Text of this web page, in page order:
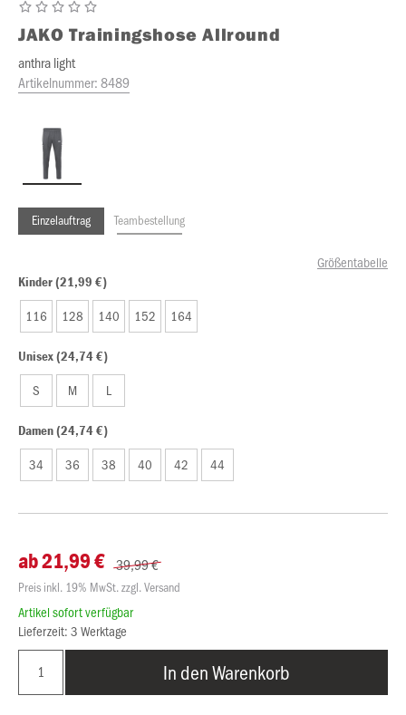
JAKO Trainingshose Allround
anthra light
Artikelnummer:8489
Einzelauftrag Teambestellung
Größentabelle
Kinder (21,99 €)
116 128 140 152 164
Unisex (24,74 €)
S M L
Damen (24,74 €)
34 36 38 40 42 44
ab 21,99 € 39,99 €
Preis inkl. 19% MwSt. zzgl. Versand
Artikel sofort verfügbar
Lieferzeit: 3 Werktage
In den Warenkorb